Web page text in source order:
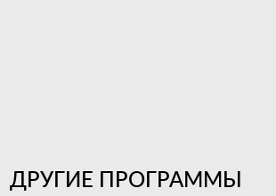
ДРУГИЕ ПРОГРАММЫ